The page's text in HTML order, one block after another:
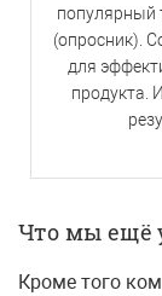
популярный
(опросник).
для
продукта.
Что мы ещё
Кроме того